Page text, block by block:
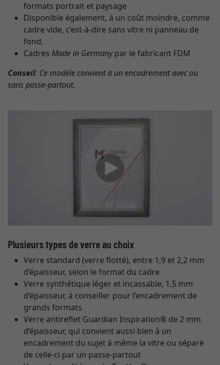
formats portrait et paysage
Disponible également, à un coût moindre, comme
cadre vide, c’est-à-dire sans vitre ni panneau de
fond.
Cadres Made in Germanypar le fabricant FDM
Conseil: Ce modèle convient à un encadrement avec ou
sans passe-partout.
Plusieurs types de verre au choix
Verre standard (verre flotté), entre 1,9 et 2,2 mm
d’épaisseur, selon le format du cadre
Verre synthétique léger et incassable, 1,5 mm
d’épaisseur, à conseiller pour l’encadrement de
grands formats
Verre antireflet Guardian Inspiration® de 2 mm
d’épaisseur, qui convient aussi bien à un
encadrement du sujet à même la vitre ou séparé
de celle-ci par un passe-partout